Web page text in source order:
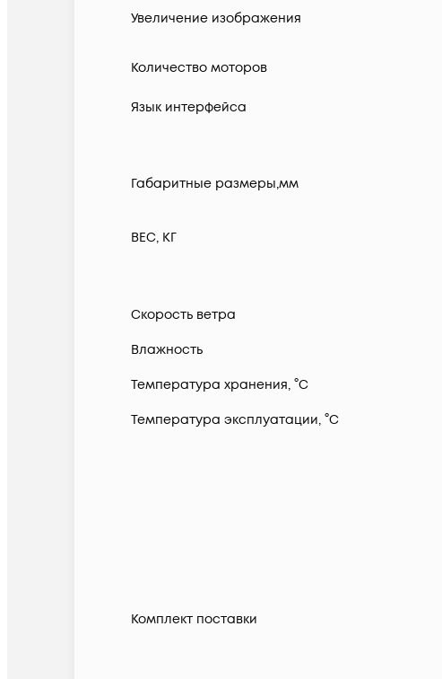
Увеличение изображения
Количество моторов
Язык интерфейса
Габаритные размеры,мм
ВЕС, КГ
Скорость ветра
Влажность
Температура хранения, °C
Температура эксплуатации, °C
Комплект поставки